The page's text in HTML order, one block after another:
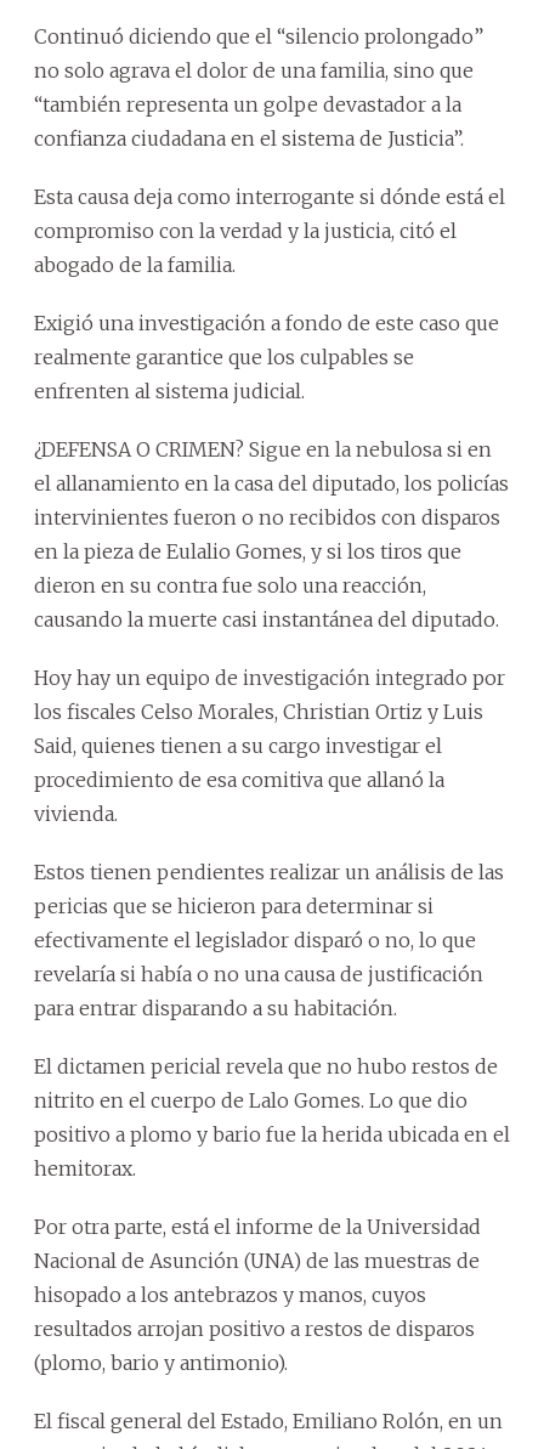
Continuó diciendo que el “silencio prolongado”
no solo agrava el dolor de una familia, sino que
“también representa un golpe devastador a la
confianza ciudadana en el sistema de Justicia”.
Esta causa deja como interrogante si dónde está el
compromiso con la verdad y la justicia, citó el
abogado de la familia.
Exigió una investigación a fondo de este caso que
realmente garantice que los culpables se
enfrenten al sistema judicial.
¿DEFENSA O CRIMEN? Sigue en la nebulosa si en
el allanamiento en la casa del diputado, los policías
intervinientes fueron o no recibidos con disparos
en la pieza de Eulalio Gomes, y si los tiros que
dieron en su contra fue solo una reacción,
causando la muerte casi instantánea del diputado.
Hoy hay un equipo de investigación integrado por
los fiscales Celso Morales, Christian Ortiz y Luis
Said, quienes tienen a su cargo investigar el
procedimiento de esa comitiva que allanó la
vivienda.
Estos tienen pendientes realizar un análisis de las
pericias que se hicieron para determinar si
efectivamente el legislador disparó o no, lo que
revelaría si había o no una causa de justificación
para entrar disparando a su habitación.
El dictamen pericial revela que no hubo restos de
nitrito en el cuerpo de Lalo Gomes. Lo que dio
positivo a plomo y bario fue la herida ubicada en el
hemitorax.
Por otra parte, está el informe de la Universidad
Nacional de Asunción (UNA) de las muestras de
hisopado a los antebrazos y manos, cuyos
resultados arrojan positivo a restos de disparos
(plomo, bario y antimonio).
El fiscal general del Estado, Emiliano Rolón, en un